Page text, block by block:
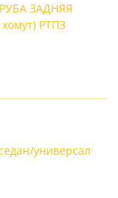
ЗАДНЯЯ
РТПЗ
универсал